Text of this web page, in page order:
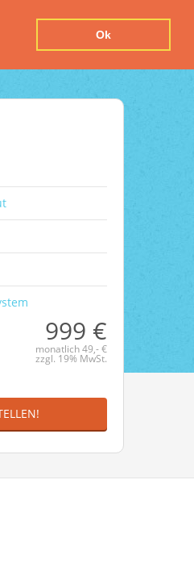
Ok
KONTAKT
999 €
monatlich 49,- €
zzgl. 19% MwSt.